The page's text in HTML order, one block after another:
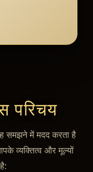
परिचय
में मदद करता है
व्यक्तित्व और मूल्यों